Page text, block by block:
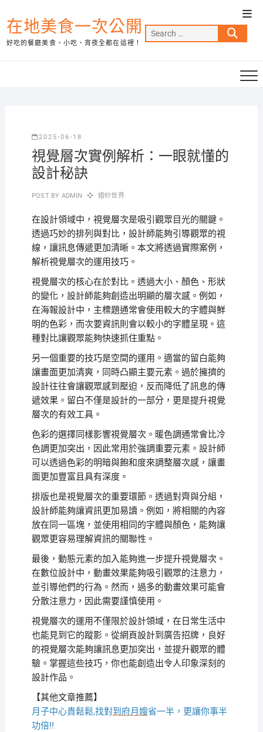
to
content
在地美食一次公開
好吃的餐廳美食、小吃、宵夜全都在這裡！
Search
…
2025-06-18
視覺層次實例解析：一眼就懂的
設計秘訣
POST BY ADMIN 婚紗世界
在設計領域中，視覺層次是吸引觀眾目光的關鍵。
透過巧妙的排列與對比，設計師能夠引導觀眾的視
線，讓訊息傳遞更加清晰。本文將透過實際案例，
解析視覺層次的運用技巧。
視覺層次的核心在於對比。透過大小、顏色、形狀
的變化，設計師能夠創造出明顯的層次感。例如，
在海報設計中，主標題通常會使用較大的字體與鮮
明的色彩，而次要資訊則會以較小的字體呈現。這
種對比讓觀眾能夠快速抓住重點。
另一個重要的技巧是空間的運用。適當的留白能夠
讓畫面更加清爽，同時凸顯主要元素。過於擁擠的
設計往往會讓觀眾感到壓迫，反而降低了訊息的傳
遞效果。留白不僅是設計的一部分，更是提升視覺
層次的有效工具。
色彩的選擇同樣影響視覺層次。暖色調通常會比冷
色調更加突出，因此常用於強調重要元素。設計師
可以透過色彩的明暗與飽和度來調整層次感，讓畫
面更加豐富且具有深度。
排版也是視覺層次的重要環節。透過對齊與分組，
設計師能夠讓資訊更加易讀。例如，將相關的內容
放在同一區塊，並使用相同的字體與顏色，能夠讓
觀眾更容易理解資訊的關聯性。
最後，動態元素的加入能夠進一步提升視覺層次。
在數位設計中，動畫效果能夠吸引觀眾的注意力，
並引導他們的行為。然而，過多的動畫效果可能會
分散注意力，因此需要謹慎使用。
視覺層次的運用不僅限於設計領域，在日常生活中
也能見到它的蹤影。從網頁設計到廣告招牌，良好
的視覺層次能夠讓訊息更加突出，並提升觀眾的體
驗。掌握這些技巧，你也能創造出令人印象深刻的
設計作品。
【其他文章推薦】
月子中心貴鬆鬆,找對到府月嫂省一半，更讓你事半
功倍!!